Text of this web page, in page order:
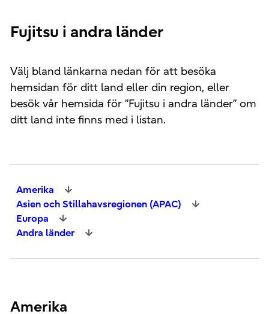
Fujitsu i andra länder
Välj bland länkarna nedan för att besöka
hemsidan för ditt land eller din region, eller
besök vår hemsida för ”Fujitsu i andra länder” om
ditt land inte finns med i listan.
Amerika
Asien och Stillahavsregionen (APAC)
Europa
Andra länder
Amerika